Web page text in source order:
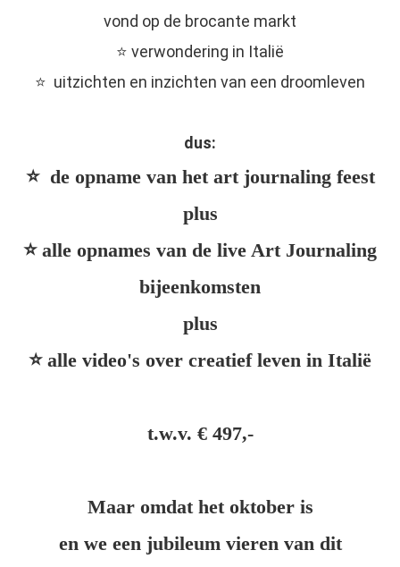
vond op de brocante markt
⭐️ verwondering in Italië
⭐️ uitzichten en inzichten van een droomleven
dus:
⭐️ de opname van het art journaling feest
plus
⭐️ alle opnames van de live Art Journaling
bijeenkomsten
plus
⭐️ alle video's over creatief leven in Italië
t.w.v. € 497,-
Maar omdat het oktober is
en we een jubileum vieren van dit